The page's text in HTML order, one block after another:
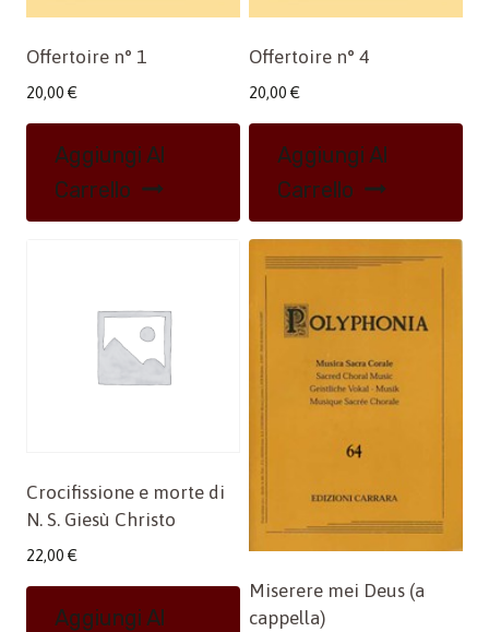
Offertoire n° 1
20,00 €
Aggiungi Al
Carrello
Offertoire n° 4
20,00 €
Aggiungi Al
Carrello
Crocifissione e morte di
N. S. Giesù Christo
22,00 €
Aggiungi Al
Miserere mei Deus (a
cappella)